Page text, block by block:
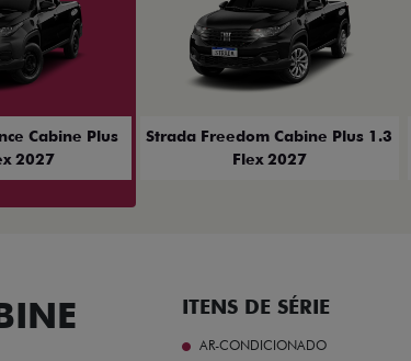
Cabine Plus
2027
Strada Freedom Cabine Plus 1.3
Flex 2027
ITENS DE SÉRIE
AR-CONDICIONADO